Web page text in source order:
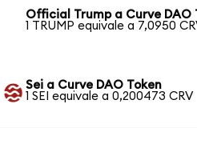
Official Trump a Curve DAO
1 TRUMP equivale a 7,0950
Sei a Curve DAO Token
1 SEI equivale a 0,200473 CRV